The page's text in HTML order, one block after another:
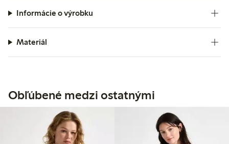
Informácie o výrobku
Materiál
Obľúbené medzi ostatnými